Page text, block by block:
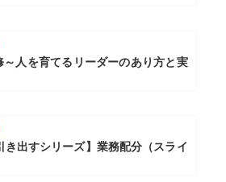
人を育てるリーダーのあり方と実
き出すシリーズ】業務配分（スライ